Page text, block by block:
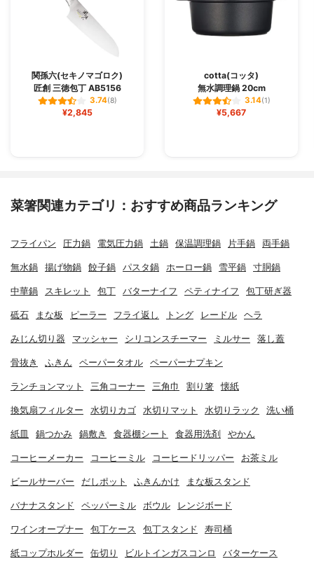
関孫六(セキノマゴロク)
匠創 三徳包丁 AB5156
3.74(8)
¥2,845
cotta(コッタ)
無水調理鍋 20cm
3.14(1)
¥5,667
菜箸関連カテゴリ：おすすめ商品ランキング
フライパン 圧力鍋 電気圧力鍋 土鍋 保温調理鍋 片手鍋 両手鍋
無水鍋 揚げ物鍋 餃子鍋 パスタ鍋 ホーロー鍋 雪平鍋 寸胴鍋
中華鍋 スキレット 包丁 バターナイフ ペティナイフ 包丁研ぎ器
砥石 まな板 ピーラー フライ返し トング レードル ヘラ
みじん切り器 マッシャー シリコンスチーマー ミルサー 落し蓋
骨抜き ふきん ペーパータオル ペーパーナプキン
ランチョンマット 三角コーナー 三角巾 割り箸 懐紙
換気扇フィルター 水切りカゴ 水切りマット 水切りラック 洗い桶
紙皿 鍋つかみ 鍋敷き 食器棚シート 食器用洗剤 やかん
コーヒーメーカー コーヒーミル コーヒードリッパー お茶ミル
ビールサーバー だしポット ふきんかけ まな板スタンド
バナナスタンド ペッパーミル ボウル レンジボード
ワインオープナー 包丁ケース 包丁スタンド 寿司桶
紙コップホルダー 缶切り ビルトインガスコンロ バターケース